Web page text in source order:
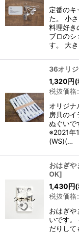
定番のキ
た。 小
料理好き
ブロのシ
す。 大
36オリ
1,320円(
税抜価格:
オリジナ
房具の
ぬぐいで
※2021年
(WS)(…
おはぎや
OK]
1,430円
税抜価格:
おはぎや
いです。
だりして